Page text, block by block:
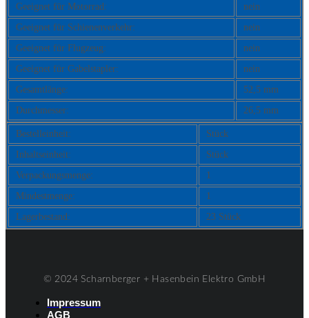
Geeignet für Motorrad:
nein
Geeignet für Schienenverkehr:
nein
Geeignet für Flugzeug:
nein
Geeignet für Gabelstapler:
nein
Gesamtlänge:
52,5 mm
Durchmesser:
26,5 mm
Bestelleinheit:
Stück
Inhaltseinheit:
Stück
Verpackungsmenge:
1
Mindestmenge:
1
Lagerbestand:
23 Stück
© 2024 Scharnberger + Hasenbein Elektro GmbH
Impressum
AGB